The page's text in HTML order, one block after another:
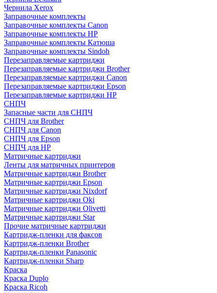
Чернила Xerox
Заправочные комплекты
Заправочные комплекты Canon
Заправочные комплекты HP
Заправочные комплекты Катюша
Заправочные комплекты Sindoh
Перезаправляемые картриджи
Перезаправляемые картриджи Brother
Перезаправляемые картриджи Canon
Перезаправляемые картриджи Epson
Перезаправляемые картриджи HP
СНПЧ
Запасные части для СНПЧ
СНПЧ для Brother
СНПЧ для Canon
СНПЧ для Epson
СНПЧ для HP
Матричные картриджи
Ленты для матричных принтеров
Матричные картриджи Brother
Матричные картриджи Epson
Матричные картриджи Nixdorf
Матричные картриджи Oki
Матричные картриджи Olivetti
Матричные картриджи Star
Прочие матричные картриджи
Картридж-пленки для факсов
Картридж-пленки Brother
Картридж-пленки Panasonic
Картридж-пленки Sharp
Краска
Краска Duplo
Краска Ricoh